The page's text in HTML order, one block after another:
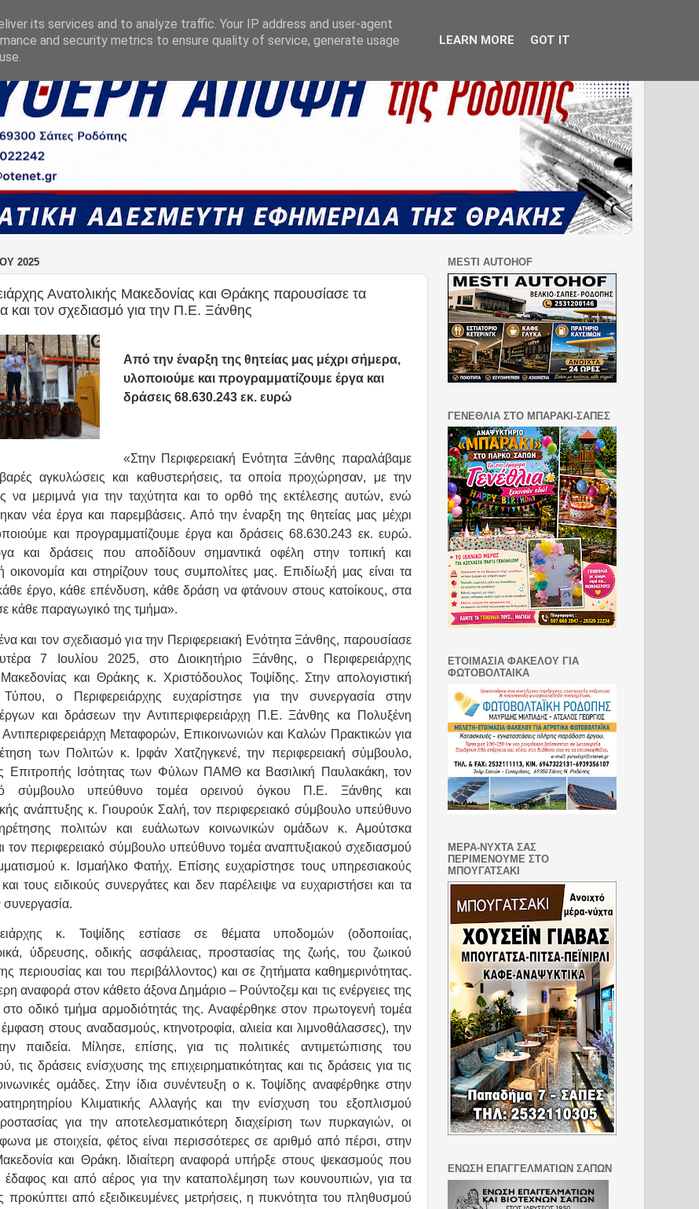
2025
Ανατολικής Μακεδονίας και Θράκης παρουσίασε τα
και τον σχεδιασμό για την Π.Ε. Ξάνθης
Από την έναρξη της θητείας μας μέχρι σήμερα,
υλοποιούμε και προγραμματίζουμε έργα και
δράσεις 68.630.243 εκ. ευρώ
«Στην Περιφερειακή Ενότητα Ξάνθης παραλάβαμε
αγκυλώσεις και καθυστερήσεις, τα οποία προχώρησαν, με την
να μεριμνά για την ταχύτητα και το ορθό της εκτέλεσης αυτών, ενώ
νέα έργα και παρεμβάσεις. Από την έναρξη της θητείας μας μέχρι
και προγραμματίζουμε έργα και δράσεις 68.630.243 εκ. ευρώ.
και δράσεις που αποδίδουν σημαντικά οφέλη στην τοπική και
οικονομία και στηρίζουν τους συμπολίτες μας. Επιδίωξή μας είναι τα
έργο, κάθε επένδυση, κάθε δράση να φτάνουν στους κατοίκους, στα
κάθε παραγωγικό της τμήμα».
και τον σχεδιασμό για την Περιφερειακή Ενότητα Ξάνθης, παρουσίασε
7 Ιουλίου 2025, στο Διοικητήριο Ξάνθης, ο Περιφερειάρχης
και Θράκης κ. Χριστόδουλος Τοψίδης. Στην απολογιστική
Τύπου, ο Περιφερειάρχης ευχαρίστησε για την συνεργασία στην
και δράσεων την Αντιπεριφερειάρχη Π.Ε. Ξάνθης κα Πολυξένη
Μεταφορών, Επικοινωνιών και Καλών Πρακτικών για
των Πολιτών κ. Ιρφάν Χατζηγκενέ, την περιφερειακή σύμβουλο,
Επιτροπής Ισότητας των Φύλων ΠΑΜΘ κα Βασιλική Παυλακάκη, τον
σύμβουλο υπεύθυνο τομέα ορεινού όγκου Π.Ε. Ξάνθης και
ανάπτυξης κ. Γιουρούκ Σαλή, τον περιφερειακό σύμβουλο υπεύθυνο
πολιτών και ευάλωτων κοινωνικών ομάδων κ. Αμούτσκα
τον περιφερειακό σύμβουλο υπεύθυνο τομέα αναπτυξιακού σχεδιασμού
κ. Ισμαήλκο Φατήχ. Επίσης ευχαρίστησε τους υπηρεσιακούς
τους ειδικούς συνεργάτες και δεν παρέλειψε να ευχαριστήσει και τα
κ. Τοψίδης εστίασε σε θέματα υποδομών (οδοποιίας,
ύδρευσης, οδικής ασφάλειας, προστασίας της ζωής, του ζωικού
περιουσίας και του περιβάλλοντος) και σε ζητήματα καθημερινότητας.
αναφορά στον κάθετο άξονα Δημάριο – Ρούντοζεμ και τις ενέργειες της
στο οδικό τμήμα αρμοδιότητάς της. Αναφέρθηκε στον πρωτογενή τομέα
στους αναδασμούς, κτηνοτροφία, αλιεία και λιμνοθάλασσες), την
παιδεία. Μίλησε, επίσης, για τις πολιτικές αντιμετώπισης του
τις δράσεις ενίσχυσης της επιχειρηματικότητας και τις δράσεις για τις
ομάδες. Στην ίδια συνέντευξη ο κ. Τοψίδης αναφέρθηκε στην
Κλιματικής Αλλαγής και την ενίσχυση του εξοπλισμού
για την αποτελεσματικότερη διαχείριση των πυρκαγιών, οι
με στοιχεία, φέτος είναι περισσότερες σε αριθμό από πέρσι, στην
και Θράκη. Ιδιαίτερη αναφορά υπήρξε στους ψεκασμούς που
έδαφος και από αέρος για την καταπολέμηση των κουνουπιών, για τα
από εξειδικευμένες μετρήσεις, η πυκνότητα του πληθυσμού
MESTI AUTOHOF
ΓΕΝΕΘΛΙΑ ΣΤΟ ΜΠΑΡΑΚΙ-ΣΑΠΕΣ
ΕΤΟΙΜΑΣΙΑ ΦΑΚΕΛΟΥ ΓΙΑ
ΦΩΤΟΒΟΛΤΑΙΚΑ
ΜΕΡΑ-ΝΥΧΤΑ ΣΑΣ
ΠΕΡΙΜΕΝΟΥΜΕ ΣΤΟ
ΜΠΟΥΓΑΤΣΑΚΙ
ΕΝΩΣΗ ΕΠΑΓΓΕΛΜΑΤΙΩΝ ΣΑΠΩΝ
its services and to analyze traffic. Your IP address and user-agent
and security metrics to ensure quality of service, generate usage
LEARN MORE GOT IT